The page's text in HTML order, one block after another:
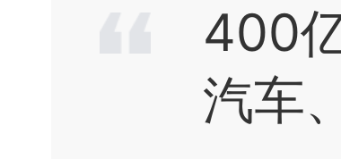
400
汽车、